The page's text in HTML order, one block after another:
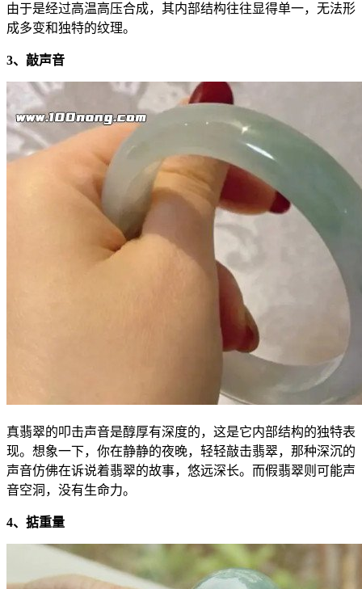
由于是经过高温高压合成，其内部结构往往显得单一，无法形
成多变和独特的纹理。
3、敲声音
真翡翠的叩击声音是醇厚有深度的，这是它内部结构的独特表
现。想象一下，你在静静的夜晚，轻轻敲击翡翠，那种深沉的
声音仿佛在诉说着翡翠的故事，悠远深长。而假翡翠则可能声
音空洞，没有生命力。
4、掂重量